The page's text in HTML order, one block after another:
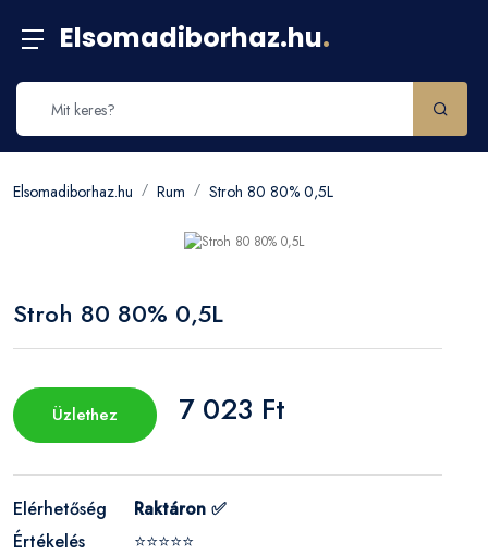
Elsomadiborhaz.hu.
Elsomadiborhaz.hu Rum Stroh 80 80% 0,5L
Stroh 80 80% 0,5L
Üzlethez 7 023 Ft
Elérhetőség
Raktáron ✅
Értékelés
⭐⭐⭐⭐⭐